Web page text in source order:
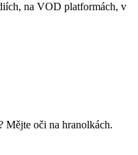
na VOD platformách, v
Mějte oči na hranolkách.